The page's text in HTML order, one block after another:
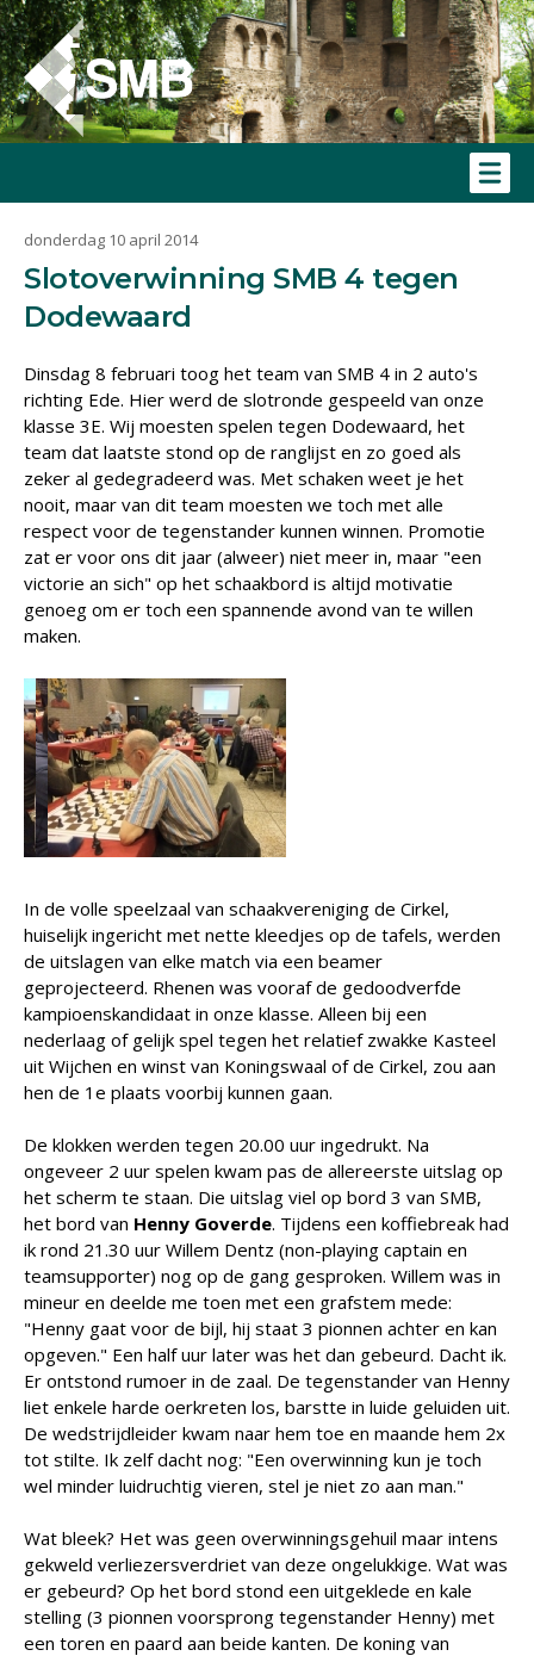
donderdag 10 april 2014
Slotoverwinning SMB 4 tegen
Dodewaard
Dinsdag 8 februari toog het team van SMB 4 in 2 auto's
richting Ede. Hier werd de slotronde gespeeld van onze
klasse 3E. Wij moesten spelen tegen Dodewaard, het
team dat laatste stond op de ranglijst en zo goed als
zeker al gedegradeerd was. Met schaken weet je het
nooit, maar van dit team moesten we toch met alle
respect voor de tegenstander kunnen winnen. Promotie
zat er voor ons dit jaar (alweer) niet meer in, maar "een
victorie an sich" op het schaakbord is altijd motivatie
genoeg om er toch een spannende avond van te willen
maken.
In de volle speelzaal van schaakvereniging de Cirkel,
huiselijk ingericht met nette kleedjes op de tafels, werden
de uitslagen van elke match via een beamer
geprojecteerd. Rhenen was vooraf de gedoodverfde
kampioenskandidaat in onze klasse. Alleen bij een
nederlaag of gelijk spel tegen het relatief zwakke Kasteel
uit Wijchen en winst van Koningswaal of de Cirkel, zou aan
hen de 1e plaats voorbij kunnen gaan.
De klokken werden tegen 20.00 uur ingedrukt. Na
ongeveer 2 uur spelen kwam pas de allereerste uitslag op
het scherm te staan. Die uitslag viel op bord 3 van SMB,
het bord van Henny Goverde. Tijdens een koffiebreak had
ik rond 21.30 uur Willem Dentz (non-playing captain en
teamsupporter) nog op de gang gesproken. Willem was in
mineur en deelde me toen met een grafstem mede:
"Henny gaat voor de bijl, hij staat 3 pionnen achter en kan
opgeven." Een half uur later was het dan gebeurd. Dacht ik.
Er ontstond rumoer in de zaal. De tegenstander van Henny
liet enkele harde oerkreten los, barstte in luide geluiden uit.
De wedstrijdleider kwam naar hem toe en maande hem 2x
tot stilte. Ik zelf dacht nog: "Een overwinning kun je toch
wel minder luidruchtig vieren, stel je niet zo aan man."
Wat bleek? Het was geen overwinningsgehuil maar intens
gekweld verliezersverdriet van deze ongelukkige. Wat was
er gebeurd? Op het bord stond een uitgeklede en kale
stelling (3 pionnen voorsprong tegenstander Henny) met
een toren en paard aan beide kanten. De koning van